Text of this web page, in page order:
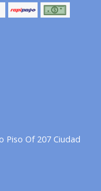
Piso Of 207 Ciudad